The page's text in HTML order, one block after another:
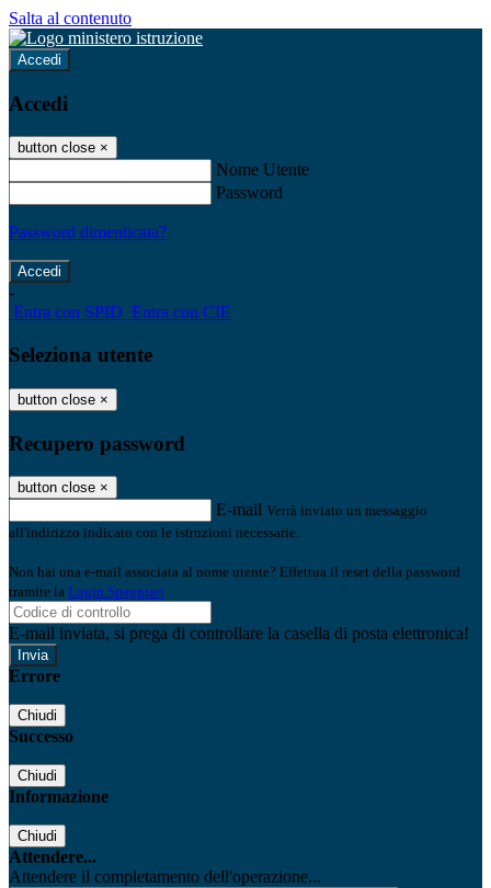
Salta al contenuto
Accedi
Accedi
button close ×
Nome Utente
Password
Password dimenticata?
-
Entra con SPID Entra con CIE
Seleziona utente
button close ×
Recupero password
button close ×
E-mail Verrà inviato un messaggio
all'indirizzo indicato con le istruzioni necessarie.
Non hai una e-mail associata al nome utente? Effettua il reset della password
tramite la Login Spaggiari
E-mail inviata, si prega di controllare la casella di posta elettronica!
Errore
Chiudi
Successo
Chiudi
Informazione
Chiudi
Attendere...
Attendere il completamento dell'operazione...